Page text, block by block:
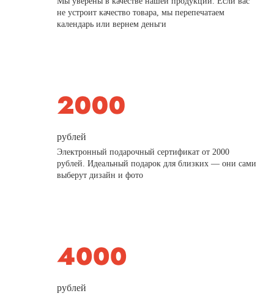
не устроит качество товара, мы перепечатаем
календарь или вернем деньги
рублей
Электронный подарочный сертификат от 2000
рублей. Идеальный подарок для близких — они сами
выберут дизайн и фото
рублей